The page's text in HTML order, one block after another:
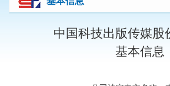
中国科技出版传媒股
基本信息